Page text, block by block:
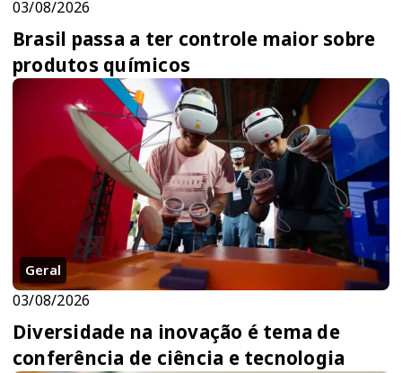
03/08/2026
Brasil passa a ter controle maior sobre
produtos químicos
Geral
03/08/2026
Diversidade na inovação é tema de
conferência de ciência e tecnologia